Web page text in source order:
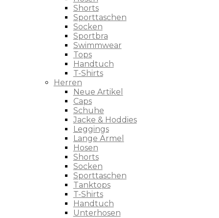
Shorts
Sporttaschen
Socken
Sportbra
Swimmwear
Tops
Handtuch
T-Shirts
Herren
Neue Artikel
Caps
Schuhe
Jacke & Hoddies
Leggings
Lange Ärmel
Hosen
Shorts
Socken
Sporttaschen
Tanktops
T-Shirts
Handtuch
Unterhosen